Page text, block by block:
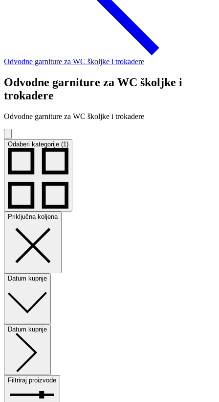
Odvodne garniture za WC školjke i trokadere
Odvodne garniture za WC školjke i
trokadere
Odvodne garniture za WC školjke i trokadere
Odaberi kategorije (1)
Priključna koljena
Datum kupnje
Datum kupnje
Filtriraj proizvode